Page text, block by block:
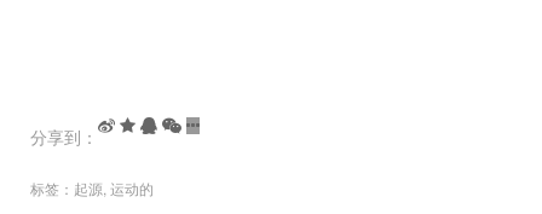
分享到：
标签： 起源 运动的